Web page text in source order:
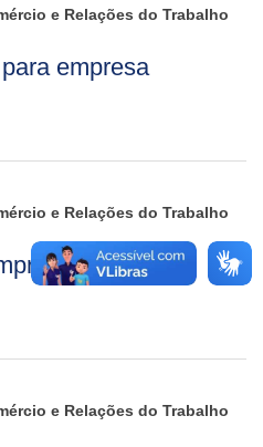
e Relações do Trabalho
empresa
e Relações do Trabalho
em nosso
e Relações do Trabalho